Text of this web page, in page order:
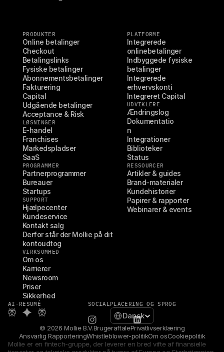
PRODUKTER
Online betalinger
Checkout
Betalingslinks
Fysiske betalinger
Abonnementsbetalinger
Fakturering
Capital
Udgående betalinger
Acceptance & Risk
LØSNINGER
E-handel
Franchises
Markedspladser
SaaS
PROGRAMMER
Partnerprogrammer
Bureauer
Startups
SUPPORT
Hjælpecenter
Kundeservice
Kontakt salg
Derfor står der Mollie på dit
kontoudtog
VIRKSOMHED
Om os
Karrierer
Newsroom
Priser
Sikkerhed
PLATFORME
Integrerede
onlinebetalinger
Indbyggede fysiske
betalinger
Integrerede
erhvervskonti
Integreret Capital
UDVIKLERE
Ændringslog
Dokumentatio
n
Integrationer
Biblioteker
Status
RESSOURCER
Artikler & guides
Brand-materialer
Kundehistorier
Papirer & rapporter
Webinarer & events
AI-RESUMÉ SOCIALPLACERING OG SPROG
Select Language
Dansk
© 2026 Mollie B.V.BrugeraftalePrivatlivserklæring
Ansvarlig RapporteringWhistleblower-politikOm osCookiepolitik
Mollie er en fintech-gruppe, der leverer en bred vifte af finansielle